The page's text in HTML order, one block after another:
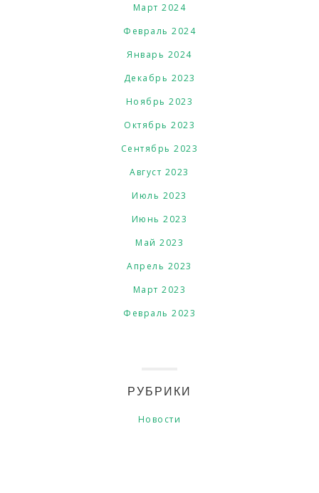
Март 2024
Февраль 2024
Январь 2024
Декабрь 2023
Ноябрь 2023
Октябрь 2023
Сентябрь 2023
Август 2023
Июль 2023
Июнь 2023
Май 2023
Апрель 2023
Март 2023
Февраль 2023
РУБРИКИ
Новости